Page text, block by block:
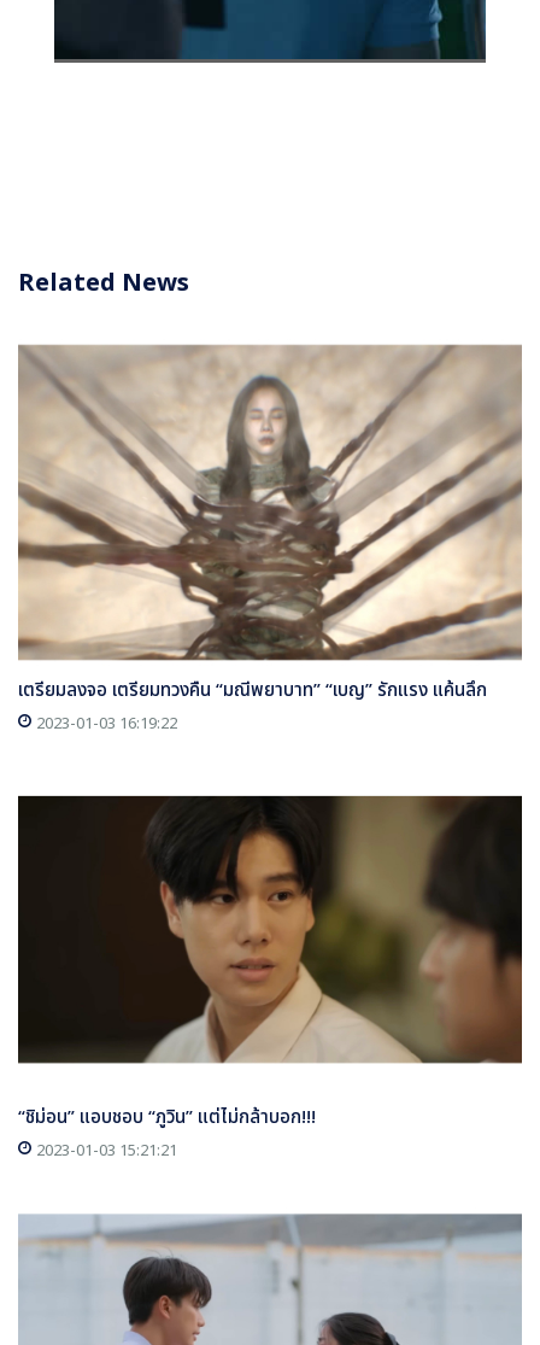
Related News
เตรียมลงจอ เตรียมทวงคืน “มณีพยาบาท” “เบญ” รักแรง แค้นลึก
2023-01-03 16:19:22
“ชิม่อน” แอบชอบ “ภูวิน” แต่ไม่กล้าบอก!!!
2023-01-03 15:21:21